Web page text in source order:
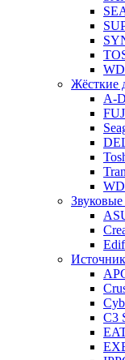
WD
Жёсткие
A-
WD
C3